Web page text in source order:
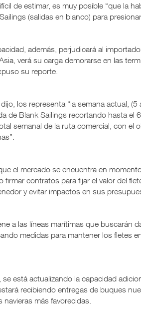
de estimar, es muy posible “que la
(salidas en blanco) para
además, perjudicará al
verá su carga demorarse en las
su reporte.
los representa “la semana actual,
de Blank Sailings recortando hasta el
semanal de la ruta comercial, con el
el mercado se encuentra en
firmar contratos para fijar el valor del
y evitar impactos en sus
a las líneas marítimas que buscarán
medidas para mantener los fletes
se está actualizando la capacidad
recibiendo entregas de buques
navieras más favorecidas.